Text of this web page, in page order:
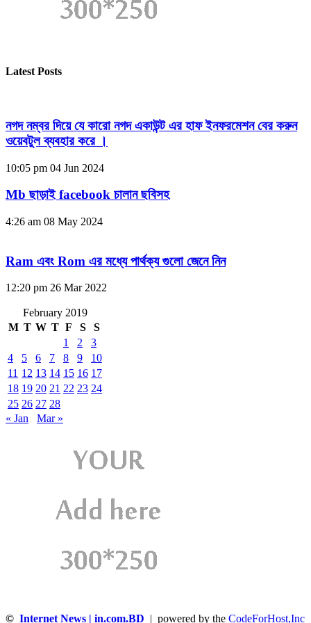
Latest Posts
নগদ নম্বর দিয়ে যে কারো নগদ একাউন্ট এর হাফ ইনফরমেশন বের করুন
ওয়েবটুল ব্যবহার করে ।
10:05 pm 04 Jun 2024
Mb ছাড়াই facebook চালান ছবিসহ
4:26 am 08 May 2024
Ram এবং Rom এর মধ্যে পার্থক্য গুলো জেনে নিন
12:20 pm 26 Mar 2022
February 2019
M T W T F S
S
1
2
3
4
5 6 7 8 9
10
11 12 13 14 15 16 17
18 19 20 21 22 23 24
25 26 27 28
« Jan
Mar »
© Internet News | in.com.BD | powered by the CodeForHost,Inc